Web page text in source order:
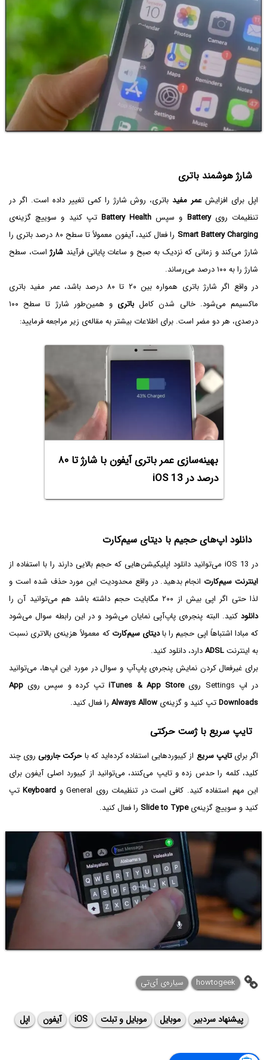
شارژ هوشمند باتری
اپل برای افزایشعمر مفیدباتری، روش شارژ را کمی تغییر داده است. اگر در
تنظیمات رویBattery و سپس Battery Health تپ کنید و سوییچ گزینه‌ی
Smart Battery Charging
را فعال کنید، آیفون معمولاً تا سطح ۸۰ درصد باتری را
شارژ می‌کند و زمانی که نزدیک به صبح و ساعات پایانی فرآیند شارژاست، سطح
شارژ را به ۱۰۰ درصد می‌رساند.
در واقع اگر شارژ باتری همواره بین ۲۰ تا ۸۰ درصد باشد، عمر مفید باتری
ماکسیمم می‌شود. خالی شدن کامل باتری
و همین‌طور شارژ تا سطح ۱۰۰
درصدی، هر دو مضر است. برای اطلاعات بیشتر به مقاله‌ی زیر مراجعه فرمایید:
بهینه‌سازی عمر باتری آیفون با شارژ تا ۸۰
درصد در iOS 13
دانلود اپ‌های حجیم با دیتای سیم‌کارت
در iOS 13 می‌توانید دانلود اپلیکیشن‌هایی که حجم بالایی دارند را با استفاده از
اینترنت سیم‌کارت انجام بدهید. در واقع محدودیت این مورد حذف شده است و
لذا حتی اگر اپی بیش از ۲۰۰ مگابایت حجم داشته باشد هم می‌توانید آن را
دانلود کنید. البته پنجره‌ی پاپ‌آپی نمایان می‌شود و در این رابطه سوال می‌شود
که مبادا اشتباهاً اپی حجیم را بادیتای سیم‌کارت که معمولاً هزینه‌ی بالاتری نسبت
به اینترنتADSLدارد، دانلود کنید.
برای غیرفعال کردن نمایش پنجره‌ی پاپ‌آپ و سوال در مورد این اپ‌ها، می‌توانید
در اپ Settings روی
iTunes & App Storeتپ کرده و سپس روی App
Downloadsتپ کنید و گزینه‌ی Always Allow را فعال کنید.
تایپ سریع با ژست حرکتی
اگر برایتایپ سریع از کیبوردهایی استفاده کرده‌اید که باحرکت جاروبیروی چند
کلید، کلمه را حدس زده و تایپ می‌کنند، می‌توانید از کیبورد اصلی آیفون برای
این مهم استفاده کنید. کافی است در تنظیمات روی General و
Keyboardتپ
کنید و سوییچ گزینه‌یSlide to Type را فعال کنید.
howtogeek سیاره‌ی ‌آی‌تی
پیشنهاد سردبیر موبایل موبایل و تبلت iOS آیفون اپل